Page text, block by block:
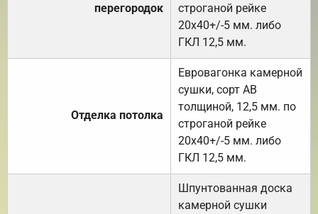
перегородок
строганой рейке
20х40+/-5 мм. либо
ГКЛ 12,5 мм.
Отделка потолка
Евровагонка камерной
сушки, сорт АВ
толщиной, 12,5 мм. по
строганой рейке
20х40+/-5 мм. либо
ГКЛ 12,5 мм.
Шпунтованная доска
камерной сушки